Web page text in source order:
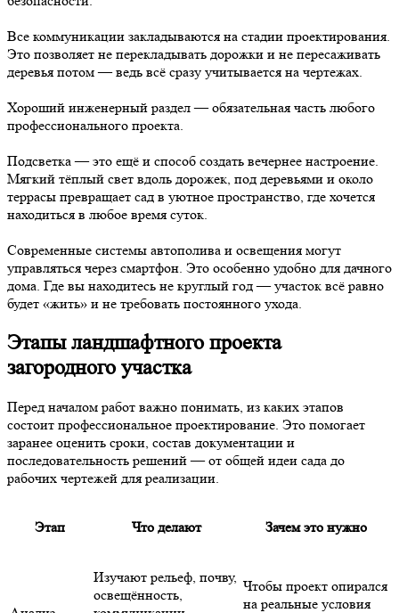
Все коммуникации закладываются на стадии проектирования.
Это позволяет не перекладывать дорожки и не пересаживать
деревья потом — ведь всё сразу учитывается на чертежах.
Хороший инженерный раздел — обязательная часть любого
профессионального проекта.
Подсветка — это ещё и способ создать вечернее настроение.
Мягкий тёплый свет вдоль дорожек, под деревьями и около
террасы превращает сад в уютное пространство, где хочется
находиться в любое время суток.
Современные системы автополива и освещения могут
управляться через смартфон. Это особенно удобно для дачного
дома. Где вы находитесь не круглый год — участок всё равно
будет «жить» и не требовать постоянного ухода.
Этапы ландшафтного проекта
загородного участка
Перед началом работ важно понимать, из каких этапов
состоит профессиональное проектирование. Это помогает
заранее оценить сроки, состав документации и
последовательность решений — от общей идеи сада до
рабочих чертежей для реализации.
Этап Что делают Зачем это нужно
Изучают рельеф, почву,
освещённость,
Чтобы проект опирался
на реальные условия